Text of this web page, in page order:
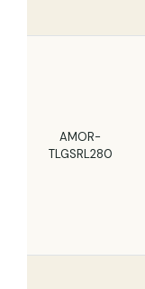
AMOR-
TLGSRL280